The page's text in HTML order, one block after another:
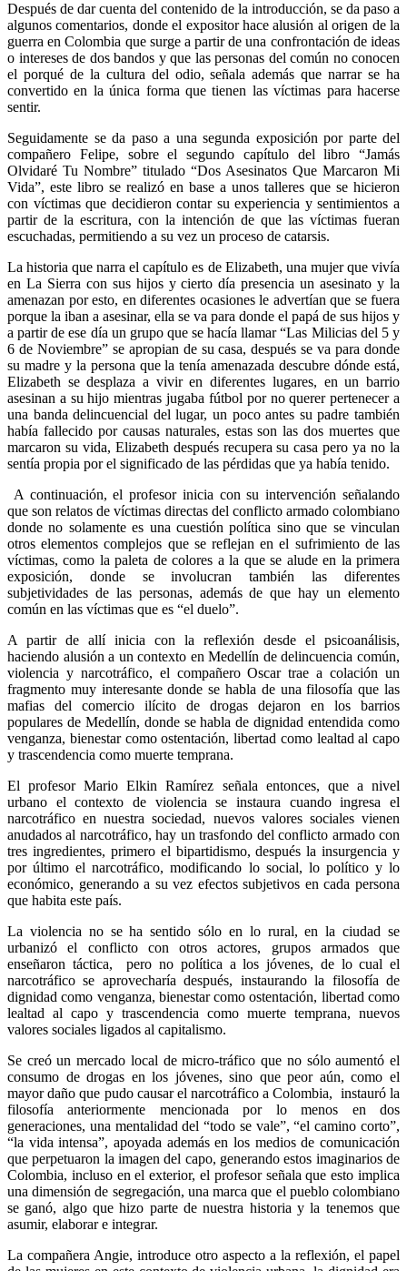
Después de dar cuenta del contenido de la introducción, se da paso a
algunos comentarios, donde el expositor hace alusión al origen de la
guerra en Colombia que surge a partir de una confrontación de ideas
o intereses de dos bandos y que las personas del común no conocen
el porqué de la cultura del odio, señala además que narrar se ha
convertido en la única forma que tienen las víctimas para hacerse
sentir.
Seguidamente se da paso a una segunda exposición por parte del
compañero Felipe, sobre el segundo capítulo del libro “Jamás
Olvidaré Tu Nombre” titulado “Dos Asesinatos Que Marcaron Mi
Vida”, este libro se realizó en base a unos talleres que se hicieron
con víctimas que decidieron contar su experiencia y sentimientos a
partir de la escritura, con la intención de que las víctimas fueran
escuchadas, permitiendo a su vez un proceso de catarsis.
La historia que narra el capítulo es de Elizabeth, una mujer que vivía
en La Sierra con sus hijos y cierto día presencia un asesinato y la
amenazan por esto, en diferentes ocasiones le advertían que se fuera
porque la iban a asesinar, ella se va para donde el papá de sus hijos y
a partir de ese día un grupo que se hacía llamar “Las Milicias del 5 y
6 de Noviembre” se apropian de su casa, después se va para donde
su madre y la persona que la tenía amenazada descubre dónde está,
Elizabeth se desplaza a vivir en diferentes lugares, en un barrio
asesinan a su hijo mientras jugaba fútbol por no querer pertenecer a
una banda delincuencial del lugar, un poco antes su padre también
había fallecido por causas naturales, estas son las dos muertes que
marcaron su vida, Elizabeth después recupera su casa pero ya no la
sentía propia por el significado de las pérdidas que ya había tenido.
A continuación, el profesor inicia con su intervención señalando
que son relatos de víctimas directas del conflicto armado colombiano
donde no solamente es una cuestión política sino que se vinculan
otros elementos complejos que se reflejan en el sufrimiento de las
víctimas, como la paleta de colores a la que se alude en la primera
exposición, donde se involucran también las diferentes
subjetividades de las personas, además de que hay un elemento
común en las víctimas que es “el duelo”.
A partir de allí inicia con la reflexión desde el psicoanálisis,
haciendo alusión a un contexto en Medellín de delincuencia común,
violencia y narcotráfico, el compañero Oscar trae a colación un
fragmento muy interesante donde se habla de una filosofía que las
mafias del comercio ilícito de drogas dejaron en los barrios
populares de Medellín, donde se habla de dignidad entendida como
venganza, bienestar como ostentación, libertad como lealtad al capo
y trascendencia como muerte temprana.
El profesor Mario Elkin Ramírez señala entonces, que a nivel
urbano el contexto de violencia se instaura cuando ingresa el
narcotráfico en nuestra sociedad, nuevos valores sociales vienen
anudados al narcotráfico, hay un trasfondo del conflicto armado con
tres ingredientes, primero el bipartidismo, después la insurgencia y
por último el narcotráfico, modificando lo social, lo político y lo
económico, generando a su vez efectos subjetivos en cada persona
que habita este país.
La violencia no se ha sentido sólo en lo rural, en la ciudad se
urbanizó el conflicto con otros actores, grupos armados que
enseñaron táctica, pero no política a los jóvenes, de lo cual el
narcotráfico se aprovecharía después, instaurando la filosofía de
dignidad como venganza, bienestar como ostentación, libertad como
lealtad al capo y trascendencia como muerte temprana, nuevos
valores sociales ligados al capitalismo.
Se creó un mercado local de micro-tráfico que no sólo aumentó el
consumo de drogas en los jóvenes, sino que peor aún, como el
mayor daño que pudo causar el narcotráfico a Colombia, instauró la
filosofía anteriormente mencionada por lo menos en dos
generaciones, una mentalidad del “todo se vale”, “el camino corto”,
“la vida intensa”, apoyada además en los medios de comunicación
que perpetuaron la imagen del capo, generando estos imaginarios de
Colombia, incluso en el exterior, el profesor señala que esto implica
una dimensión de segregación, una marca que el pueblo colombiano
se ganó, algo que hizo parte de nuestra historia y la tenemos que
asumir, elaborar e integrar.
La compañera Angie, introduce otro aspecto a la reflexión, el papel